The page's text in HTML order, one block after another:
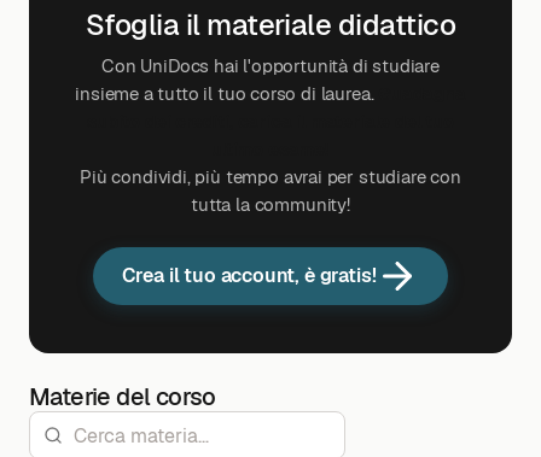
Sfoglia il materiale didattico
Con UniDocs hai l'opportunità di studiare
insieme a tutto il tuo corso di laurea.
Più condividi, più tempo avrai per studiare con
tutta la community!
Crea il tuo account, è gratis!
Materie del corso